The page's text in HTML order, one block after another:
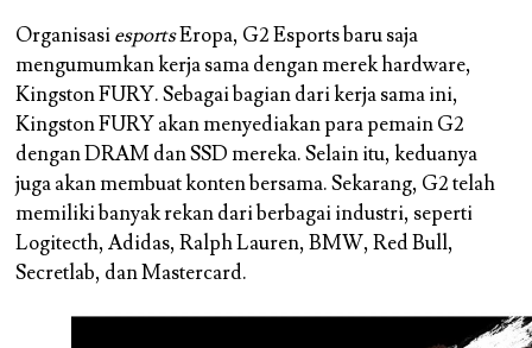
OrganisasiesportsEropa, G2 Esports baru saja
mengumumkan kerja sama dengan merek hardware,
Kingston FURY. Sebagai bagian dari kerja sama ini,
Kingston FURY akan menyediakan para pemain G2
dengan DRAM dan SSD mereka. Selain itu, keduanya
juga akan membuat konten bersama. Sekarang, G2 telah
memiliki banyak rekan dari berbagai industri, seperti
Logitecth, Adidas, Ralph Lauren, BMW, Red Bull,
Secretlab, dan Mastercard.